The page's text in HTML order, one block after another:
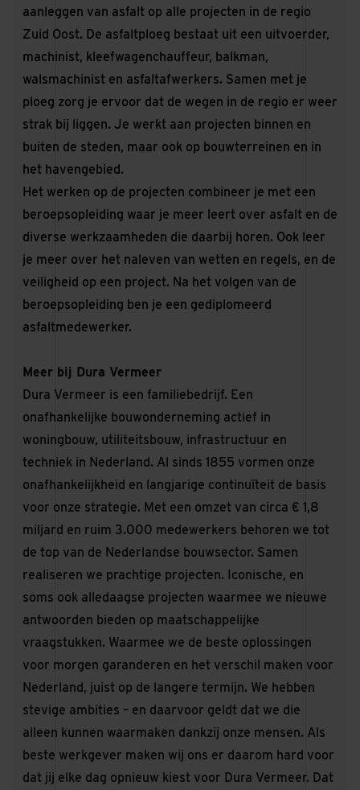
aanleggen van asfalt op alle projecten in de regio
Zuid Oost. De asfaltploeg bestaat uit een uitvoerder,
machinist, kleefwagenchauffeur, balkman,
walsmachinist en asfaltafwerkers. Samen met je
ploeg zorg je ervoor dat de wegen in de regio er weer
strak bij liggen. Je werkt aan projecten binnen en
buiten de steden, maar ook op bouwterreinen en in
het havengebied.
Het werken op de projecten combineer je met een
beroepsopleiding waar je meer leert over asfalt en de
diverse werkzaamheden die daarbij horen. Ook leer
je meer over het naleven van wetten en regels, en de
veiligheid op een project. Na het volgen van de
beroepsopleiding ben je een gediplomeerd
asfaltmedewerker.
Meer bij Dura Vermeer
Dura Vermeer is een familiebedrijf. Een
onafhankelijke bouwonderneming actief in
woningbouw, utiliteitsbouw, infrastructuur en
techniek in Nederland. Al sinds 1855 vormen onze
onafhankelijkheid en langjarige continuïteit de basis
voor onze strategie. Met een omzet van circa € 1,8
miljard en ruim 3.000 medewerkers behoren we tot
de top van de Nederlandse bouwsector. Samen
realiseren we prachtige projecten. Iconische, en
soms ook alledaagse projecten waarmee we nieuwe
antwoorden bieden op maatschappelijke
vraagstukken. Waarmee we de beste oplossingen
voor morgen garanderen en het verschil maken voor
Nederland, juist op de langere termijn. We hebben
stevige ambities – en daarvoor geldt dat we die
alleen kunnen waarmaken dankzij onze mensen. Als
beste werkgever maken wij ons er daarom hard voor
dat jij elke dag opnieuw kiest voor Dura Vermeer. Dat